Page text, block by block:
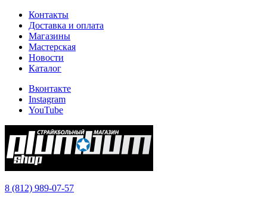
Контакты
Доставка и оплата
Магазины
Мастерская
Новости
Каталог
Вконтакте
Instagram
YouTube
8 (812) 989-07-57